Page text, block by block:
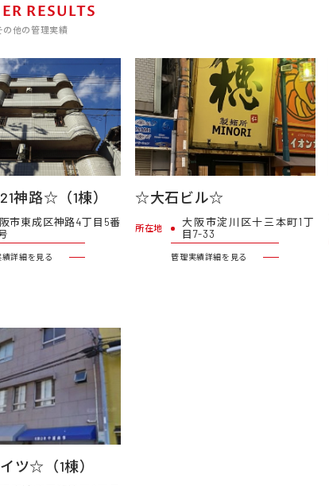
RESULTS
の他の管理実績
神路☆（1棟）
市東成区神路4丁目5番
績詳細を見る
☆大石ビル☆
所在地
大阪市淀川区十三本町1丁
目7-33
管理実績詳細を見る
ツ☆（1棟）